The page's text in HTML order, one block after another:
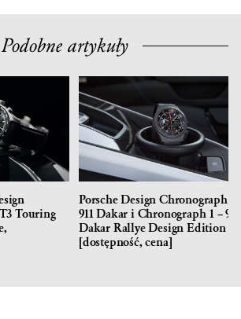
Podobne artykuły
Touring
Porsche Design Chronograph 1
911 Dakar i Chronograph 1 – 911
Dakar Rallye Design Edition
[dostępność, cena]